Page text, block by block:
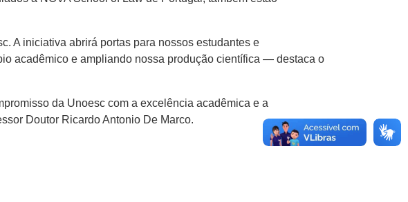
A iniciativa abrirá portas para nossos estudantes e
acadêmico e ampliando nossa produção científica — destaca o
da Unoesc com a excelência acadêmica e a
Doutor Ricardo Antonio De Marco.